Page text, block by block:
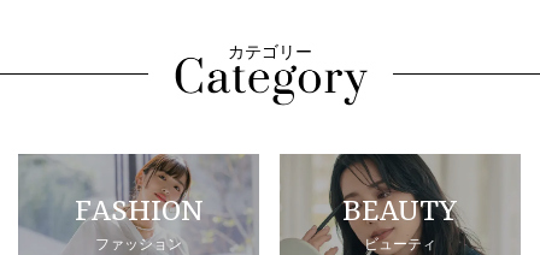
カテゴリー
FASHION
ファッション
BEAUTY
ビューティ